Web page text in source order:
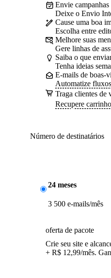
Envie campanhas
Deixe o Envio
Cause uma boa
Escolha entre
Melhore suas
Gere linhas de
Saiba o que
Tenha ideias
E-mails de boas-
Automatize
Traga clientes de
Recupere
Número de destinatários
24 meses
3 500 e-mails/mês
oferta de pacote
Crie seu site e
+ R$ 12,99/mês.